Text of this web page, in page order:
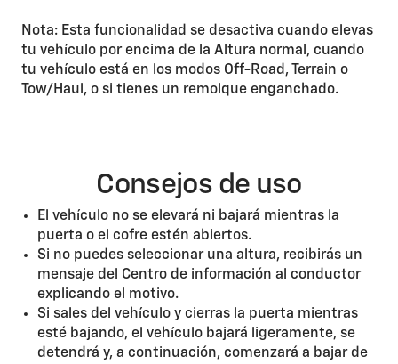
Nota: Esta funcionalidad se desactiva cuando elevas
tu vehículo por encima de la Altura normal, cuando
tu vehículo está en los modos Off-Road, Terrain o
Tow/Haul, o si tienes un remolque enganchado.
Consejos de uso
El vehículo no se elevará ni bajará mientras la
puerta o el cofre estén abiertos.
Si no puedes seleccionar una altura, recibirás un
mensaje del Centro de información al conductor
explicando el motivo.
Si sales del vehículo y cierras la puerta mientras
esté bajando, el vehículo bajará ligeramente, se
detendrá y, a continuación, comenzará a bajar de